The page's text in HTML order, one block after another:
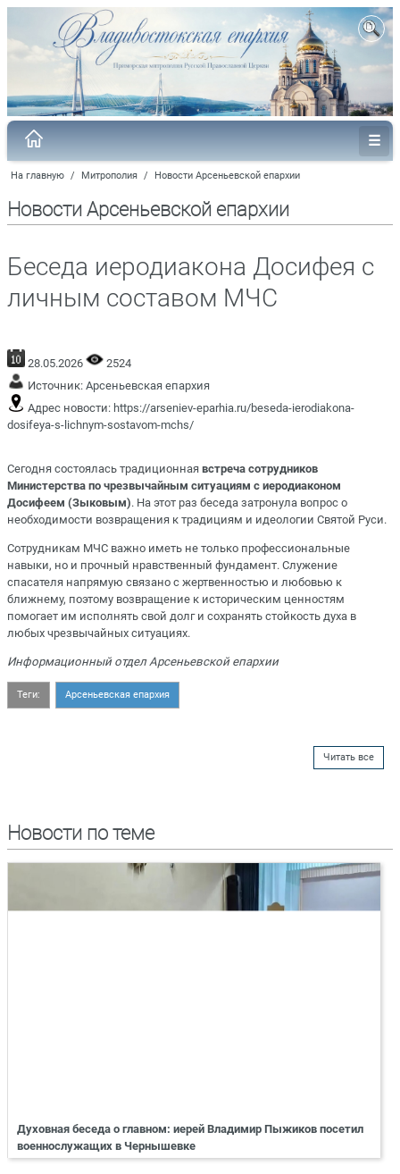
На главную / Митрополия / Новости Арсеньевской епархии
Новости Арсеньевской епархии
Беседа иеродиакона Досифея с
личным составом МЧС
28.05.2026
2524
Источник: Арсеньевская епархия
Адрес новости: https://arseniev-eparhia.ru/beseda-ierodiakona-
dosifeya-s-lichnym-sostavom-mchs/
Сегодня состоялась традиционная встреча сотрудников
Министерства по чрезвычайным ситуациям с иеродиаконом
Досифеем (Зыковым). На этот раз беседа затронула вопрос о
необходимости возвращения к традициям и идеологии Святой Руси.
Сотрудникам МЧС важно иметь не только профессиональные
навыки, но и прочный нравственный фундамент. Служение
спасателя напрямую связано с жертвенностью и любовью к
ближнему, поэтому возвращение к историческим ценностям
помогает им исполнять свой долг и сохранять стойкость духа в
любых чрезвычайных ситуациях.
Информационный отдел Арсеньевской епархии
Теги: Арсеньевская епархия
Читать все
Новости по теме
Духовная беседа о главном: иерей Владимир Пыжиков посетил
военнослужащих в Чернышевке